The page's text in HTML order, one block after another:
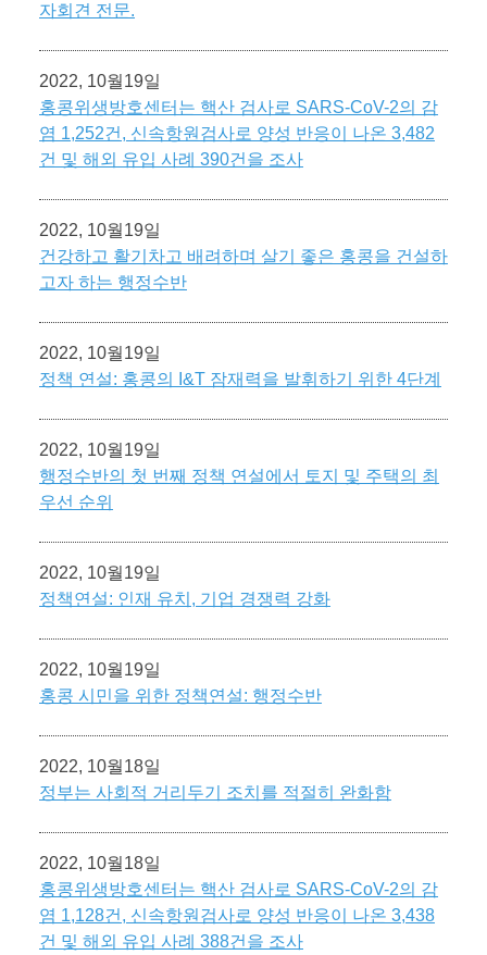
자회견 전문.
2022, 10월19일
홍콩위생방호센터는 핵산 검사로 SARS-CoV-2의 감
염 1,252건, 신속항원검사로 양성 반응이 나온 3,482
건 및 해외 유입 사례 390건을 조사
2022, 10월19일
건강하고 활기차고 배려하며 살기 좋은 홍콩을 건설하
고자 하는 행정수반
2022, 10월19일
정책 연설: 홍콩의 I&T 잠재력을 발휘하기 위한 4단계
2022, 10월19일
행정수반의 첫 번째 정책 연설에서 토지 및 주택의 최
우선 순위
2022, 10월19일
정책연설: 인재 유치, 기업 경쟁력 강화
2022, 10월19일
홍콩 시민을 위한 정책연설: 행정수반
2022, 10월18일
정부는 사회적 거리두기 조치를 적절히 완화함
2022, 10월18일
홍콩위생방호센터는 핵산 검사로 SARS-CoV-2의 감
염 1,128건, 신속항원검사로 양성 반응이 나온 3,438
건 및 해외 유입 사례 388건을 조사